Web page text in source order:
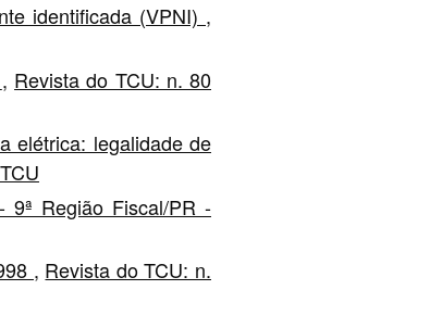
identificada (VPNI) ,
, Revista do TCU: n. 80
elétrica: legalidade de
9ª Região Fiscal/PR -
, Revista do TCU: n.